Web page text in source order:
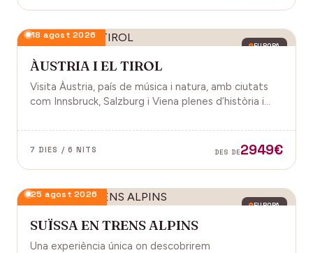
EUROPA
18 agost 2026
ÀUSTRIA I EL TIROL
Visita Àustria, país de música i natura, amb ciutats
com Innsbruck, Salzburg i Viena plenes d’història i
7 DIES / 6 NITS DES DE2949€
EUROPA
25 agost 2026
SUÏSSA EN TRENS ALPINS
Una experiència única on descobrirem